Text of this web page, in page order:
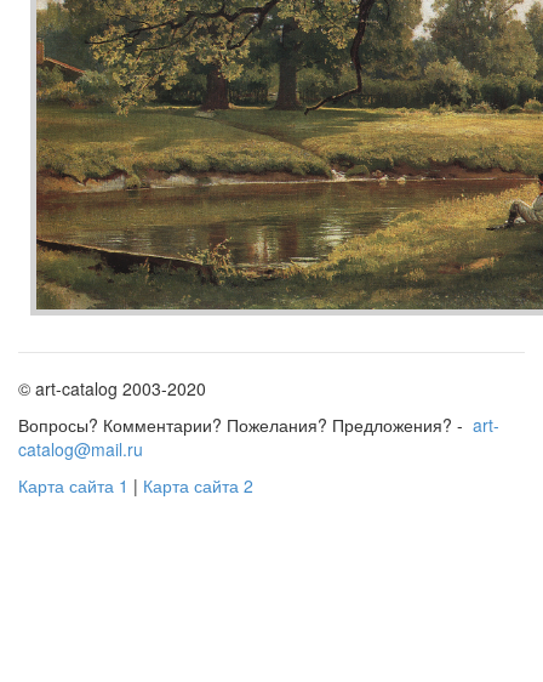
© art-catalog 2003-2020
Вопросы? Комментарии? Пожелания? Предложения? - art-
catalog@mail.ru
Карта сайта 1 | Карта сайта 2